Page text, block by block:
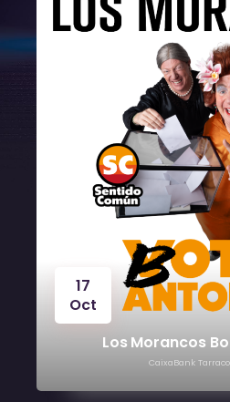
17
Oct
Los Morancos
CaixaBank